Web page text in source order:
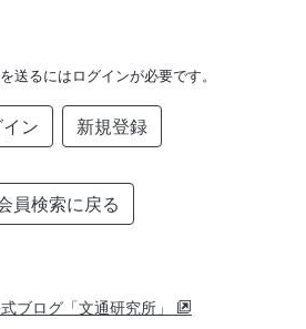
送るにはログインが必要です。
イン 新規登録
員検索に戻る
ブログ「文通研究所」